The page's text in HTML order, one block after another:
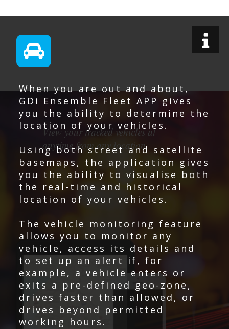
When you are out and about,
GDi Ensemble Fleet APP gives
you the ability to determine the
location of your vehicles.
Using both street and satellite
basemaps, the application gives
you the ability to visualise both
the real-time and historical
location of your vehicles.
The vehicle monitoring feature
allows you to monitor any
vehicle, access its details and
to set up an alert if, for
example, a vehicle enters or
exits a pre-defined geo-zone,
drives faster than allowed, or
drives beyond permitted
working hours.
Fleet App
View your tracked vehicles at
anytime from any location.
LEARN MORE